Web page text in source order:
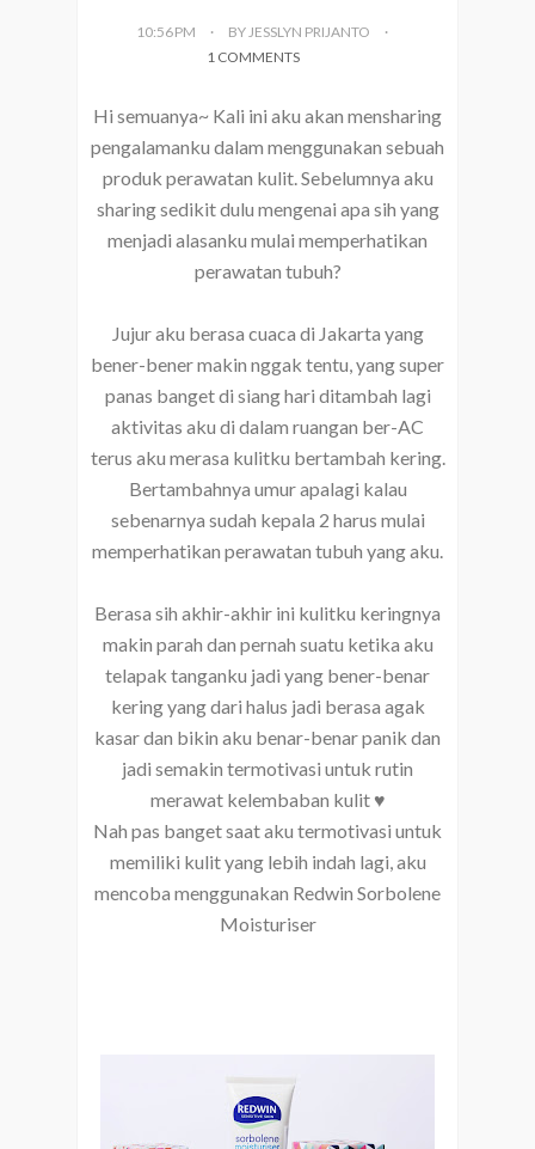
10:56 PM
BY JESSLYN PRIJANTO
1 COMMENTS
Hi semuanya~ Kali ini aku akan mensharing
pengalamanku dalam menggunakan sebuah
produk perawatan kulit. Sebelumnya aku
sharing sedikit dulu mengenai apa sih yang
menjadi alasanku mulai memperhatikan
perawatan tubuh?
Jujur aku berasa cuaca di Jakarta yang
bener-bener makin nggak tentu, yang super
panas banget di siang hari ditambah lagi
aktivitas aku di dalam ruangan ber-AC
terus aku merasa kulitku bertambah kering.
Bertambahnya umur apalagi kalau
sebenarnya sudah kepala 2 harus mulai
memperhatikan perawatan tubuh yang aku.
Berasa sih akhir-akhir ini kulitku keringnya
makin parah dan pernah suatu ketika aku
telapak tanganku jadi yang bener-benar
kering yang dari halus jadi berasa agak
kasar dan bikin aku benar-benar panik dan
jadi semakin termotivasi untuk rutin
merawat kelembaban kulit ♥
Nah pas banget saat aku termotivasi untuk
memiliki kulit yang lebih indah lagi, aku
mencoba menggunakan Redwin Sorbolene
Moisturiser